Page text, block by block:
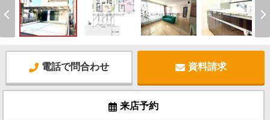
電話で問合わせ 資料請求
来店予約